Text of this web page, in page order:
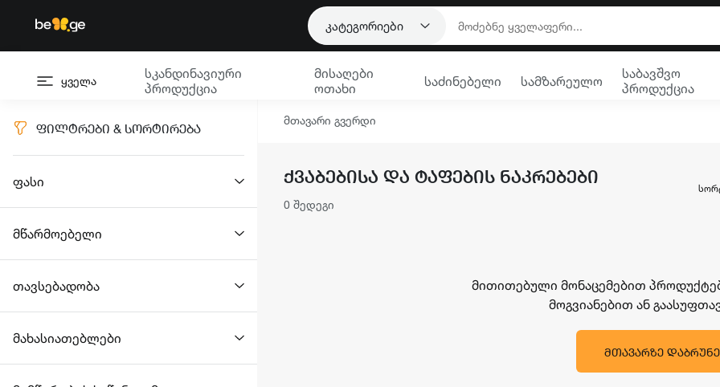
კატეგორიები
ყველა
სკანდინავიური
პროდუქცია
მისაღები
ოთახი
საძინებელი სამზარეულო
საბავშვო
პროდუქცია
ᲤᲘᲚᲢᲠᲔᲑᲘ & ᲡᲝᲠᲢᲘᲠᲔᲑᲐ
ფასი
მწარმოებელი
თავსებადობა
მახასიათებლები
მთავარი გვერდი
ᲥᲕᲐᲑᲔᲑᲘᲡᲐ ᲓᲐ ᲢᲐᲤᲔᲑᲘᲡ ᲜᲐᲙᲠᲔᲑᲔᲑᲘ
0 შედეგი
მითითებული მონაცემებით
მოგვიანებით ან
ᲛᲗᲐᲕᲐᲠᲖᲔ